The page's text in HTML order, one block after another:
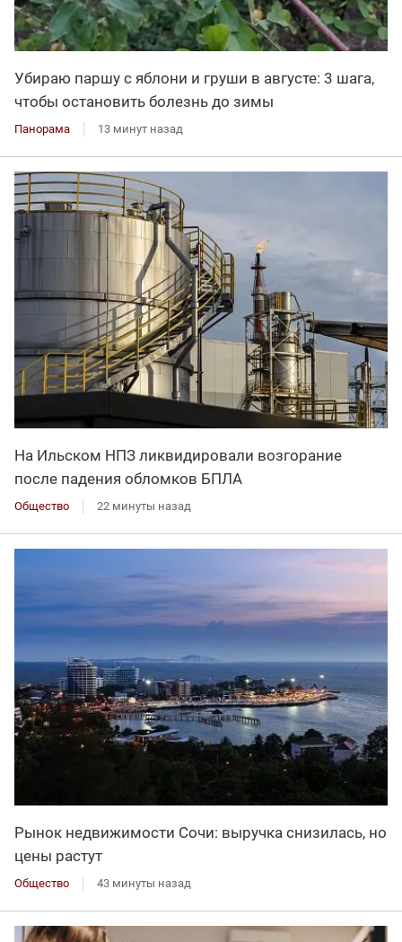
Убираю паршу с яблони и груши в августе: 3 шага,
чтобы остановить болезнь до зимы
Панорама 13 минут назад
На Ильском НПЗ ликвидировали возгорание
после падения обломков БПЛА
Общество 22 минуты назад
Рынок недвижимости Сочи: выручка снизилась, но
цены растут
Общество 43 минуты назад